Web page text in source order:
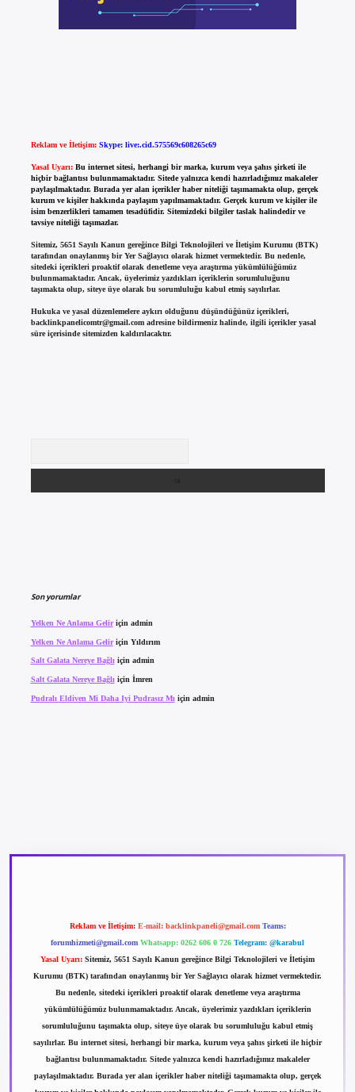
Reklam ve İletişim: Skype: live:.cid.575569c608265c69
Yasal Uyarı: Bu internet sitesi, herhangi bir marka, kurum veya şahıs şirketi ile
hiçbir bağlantısı bulunmamaktadır. Sitede yalnızca kendi hazırladığımız makaleler
paylaşılmaktadır. Burada yer alan içerikler haber niteliği taşımamakta olup, gerçek
kurum ve kişiler hakkında paylaşım yapılmamaktadır. Gerçek kurum ve kişiler ile
isim benzerlikleri tamamen tesadüfidir. Sitemizdeki bilgiler taslak halindedir ve
tavsiye niteliği taşımazlar.
Sitemiz, 5651 Sayılı Kanun gereğince Bilgi Teknolojileri ve İletişim Kurumu (BTK)
tarafından onaylanmış bir Yer Sağlayıcı olarak hizmet vermektedir. Bu nedenle,
sitedeki içerikleri proaktif olarak denetleme veya araştırma yükümlülüğümüz
bulunmamaktadır. Ancak, üyelerimiz yazdıkları içeriklerin sorumluluğunu
taşımakta olup, siteye üye olarak bu sorumluluğu kabul etmiş sayılırlar.
Hukuka ve yasal düzenlemelere aykırı olduğunu düşündüğünüz içerikleri,
backlinkpanelicomtr@gmail.comadresine bildirmeniz halinde, ilgili içerikler yasal
süre içerisinde sitemizden kaldırılacaktır.
Son yorumlar
Yelken Ne Anlama Geliriçin admin
Yelken Ne Anlama Geliriçin Yıldırım
Salt Galata Nereye Bağlıiçin admin
Salt Galata Nereye Bağlı için İmren
Pudralı Eldiven Mi Daha Iyi Pudrasız Mı için admin
Reklam ve İletişim: E-mail: backlinkpaneli@gmail.com Teams:
forumhizmeti@gmail.com Whatsapp: 0262 606 0 726 Telegram: @karabul
Yasal Uyarı: Sitemiz, 5651 Sayılı Kanun gereğince Bilgi Teknolojileri ve İletişim
Kurumu (BTK) tarafından onaylanmış bir Yer Sağlayıcı olarak hizmet vermektedir.
Bu nedenle, sitedeki içerikleri proaktif olarak denetleme veya araştırma
yükümlülüğümüz bulunmamaktadır. Ancak, üyelerimiz yazdıkları içeriklerin
sorumluluğunu taşımakta olup, siteye üye olarak bu sorumluluğu kabul etmiş
sayılırlar. Bu internet sitesi, herhangi bir marka, kurum veya şahıs şirketi ile hiçbir
bağlantısı bulunmamaktadır. Sitede yalnızca kendi hazırladığımız makaleler
paylaşılmaktadır. Burada yer alan içerikler haber niteliği taşımamakta olup, gerçek